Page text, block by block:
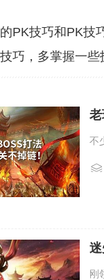
技巧和PK技巧
巧，多掌握一些
不
刚